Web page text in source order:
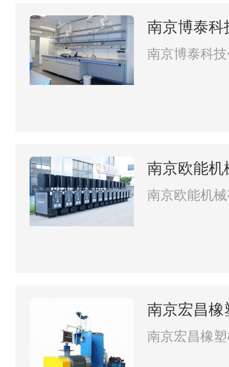
南京博泰科
司
南京博泰科
南京欧能机
南京欧能机
南京宏昌橡
南京宏昌橡